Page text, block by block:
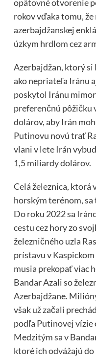
opätovné otvorenie
rokov vďaka tomu,
azerbajdžanskej
úzkym hrdlom cez
Azerbajdžan, ktorý
ako nepriateľa Iránu
poskytol Iránu
preferenčnú pôžičku
dolárov, aby Irán
Putinovu novú trať
vlani v leteIrán
1,5 miliardy dolárov.
Celá železnica, ktorá
horským terénom,
Do roku 2022 sa
cestu cez hory zo
železničného uzla
prístavu v
musia prekopať viac
Bandar Azali so
Azerbajdžane.
však už začali
podľa Putinovej vízie
Medzitým sa v
ktoré ich odvážajú